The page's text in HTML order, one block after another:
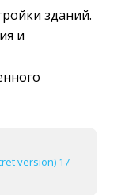
зданий.
и
version) 17